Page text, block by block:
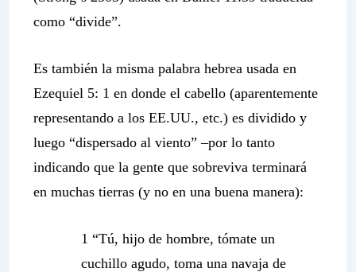
como “divide”.
Es también la misma palabra hebrea usada en
Ezequiel 5: 1 en donde el cabello (aparentemente
representando a los EE.UU., etc.) es dividido y
luego “dispersado al viento” –por lo tanto
indicando que la gente que sobreviva terminará
en muchas tierras (y no en una buena manera):
1 “Tú, hijo de hombre, tómate un
cuchillo agudo, toma una navaja de